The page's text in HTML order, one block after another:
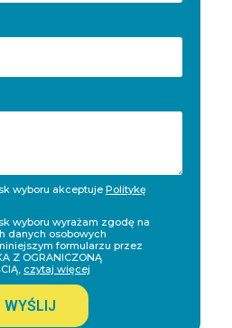
wyboru akceptuje Politykę
wyboru wyrażam zgodę na
danych osobowych
formularzu przez
Z OGRANICZONĄ
czytaj więcej
WYŚLIJ